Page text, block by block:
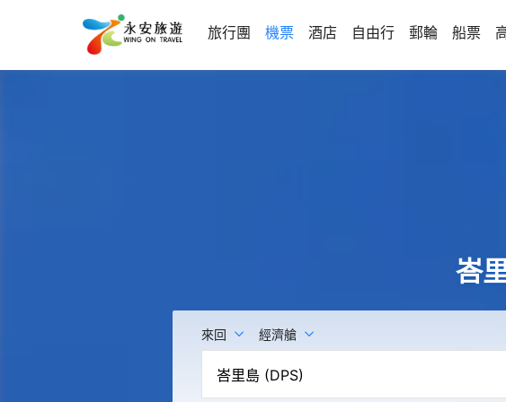
旅行團 機票 酒店 自由行 郵輪 船票
峇
來回 經濟艙